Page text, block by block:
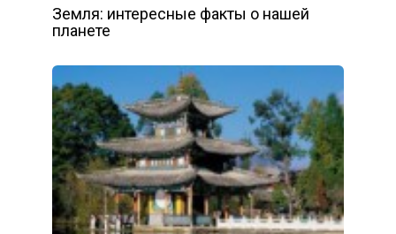
Земля: интересные факты о нашей
планете